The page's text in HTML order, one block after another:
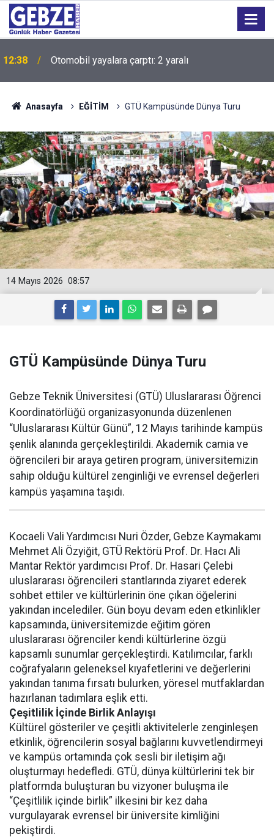
12:38 Otomobil yayalara çarptı: 2 yaralı
Anasayfa EĞİTİM GTÜ Kampüsünde Dünya Turu
08:57
14 Mayıs 2026
GTÜ Kampüsünde Dünya Turu
Gebze Teknik Üniversitesi (GTÜ) Uluslararası Öğrenci
Koordinatörlüğü organizasyonunda düzenlenen
“Uluslararası Kültür Günü”, 12 Mayıs tarihinde kampüs
şenlik alanında gerçekleştirildi. Akademik camia ve
öğrencileri bir araya getiren program, üniversitemizin
sahip olduğu kültürel zenginliği ve evrensel değerleri
kampüs yaşamına taşıdı.
Kocaeli Vali Yardımcısı Nuri Özder, Gebze Kaymakamı
Mehmet Ali Özyiğit, GTÜ Rektörü Prof. Dr. Hacı Ali
Mantar Rektör yardımcısı Prof. Dr. Hasari Çelebi
uluslararası öğrencileri stantlarında ziyaret ederek
sohbet ettiler ve kültürlerinin öne çıkan öğelerini
yakından incelediler. Gün boyu devam eden etkinlikler
kapsamında, üniversitemizde eğitim gören
uluslararası öğrenciler kendi kültürlerine özgü
kapsamlı sunumlar gerçekleştirdi. Katılımcılar, farklı
coğrafyaların geleneksel kıyafetlerini ve değerlerini
yakından tanıma fırsatı bulurken, yöresel mutfaklardan
hazırlanan tadımlara eşlik etti.
Çeşitlilik İçinde Birlik Anlayışı
Kültürel gösteriler ve çeşitli aktivitelerle zenginleşen
etkinlik, öğrencilerin sosyal bağlarını kuvvetlendirmeyi
ve kampüs ortamında çok sesli bir iletişim ağı
oluşturmayı hedefledi. GTÜ, dünya kültürlerini tek bir
platformda buluşturan bu vizyoner buluşma ile
“Çeşitlilik içinde birlik” ilkesini bir kez daha
vurgulayarak evrensel bir üniversite kimliğini
pekiştirdi.